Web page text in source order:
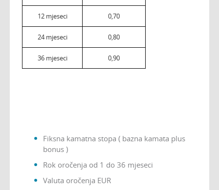
12 mjeseci 0,70
24 mjeseci 0,80
36 mjeseci 0,90
Fiksna kamatna stopa ( bazna kamata plus
bonus )
Rok oročenja od 1 do 36 mjeseci
Valuta oročenja EUR